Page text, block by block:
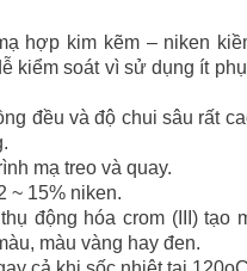
hợp kim kẽm – niken
kiểm soát vì sử dụng ít
đều và độ chui sâu rất
mạ treo và quay.
~ 15% niken.
động hóa crom (III)
màu vàng hay đen.